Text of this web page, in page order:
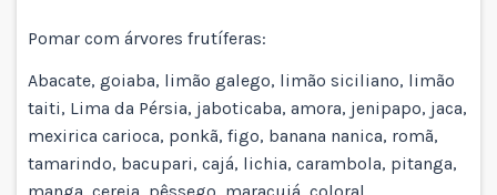
Pomar com árvores frutíferas:
Abacate, goiaba, limão galego, limão siciliano, limão
taiti, Lima da Pérsia, jaboticaba, amora, jenipapo, jaca,
mexirica carioca, ponkã, figo, banana nanica, romã,
tamarindo, bacupari, cajá, lichia, carambola, pitanga,